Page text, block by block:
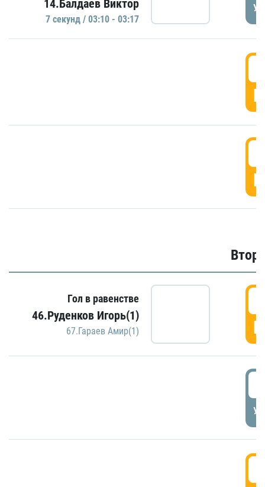
14.Балдаев Виктор
7 секунд / 03:10 - 03:17
Гол в равенстве
46.Руденков Игорь(1)
67.Гараев Амир(1)